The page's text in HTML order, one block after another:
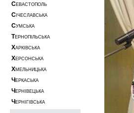
СЕВАСТОПОЛЬ
С ІЧЕСЛАВСЬКА
СУМСЬКА
ТЕРНОПІЛЬСЬКА
ХАРКІВСЬКА
ХЕРСОНСЬКА
ХМЕЛЬНИЦЬКА
Ч ЕРКАСЬКА
Ч ЕРНІВЕЦЬКА
Ч ЕРНІГІВСЬКА